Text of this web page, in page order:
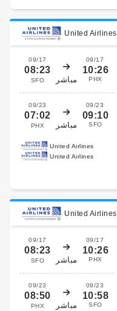
United Airlines
09/17
08:23
SFO مباشر
09/17
10:26
PHX
09/23
07:02
PHX مباشر
09/23
09:10
SFO
United Airlines
United Airlines
United Airlines
09/17
08:23
SFO مباشر
09/17
10:26
PHX
09/23
08:50
PHX مباشر
09/23
10:58
SFO